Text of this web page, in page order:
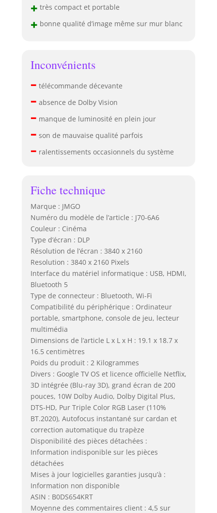
+ très compact et portable
+ bonne qualité d’image même sur mur blanc
Inconvénients
– télécommande décevante
– absence de Dolby Vision
– manque de luminosité en plein jour
– son de mauvaise qualité parfois
– ralentissements occasionnels du système
Fiche technique
Marque : JMGO
Numéro du modèle de l’article : J70-6A6
Couleur : Cinéma
Type d’écran : DLP
Résolution de l’écran : 3840 x 2160
Resolution : 3840 x 2160 Pixels
Interface du matériel informatique : USB, HDMI,
Bluetooth 5
Type de connecteur : Bluetooth, Wi-Fi
Compatibilité du périphérique : Ordinateur
portable, smartphone, console de jeu, lecteur
multimédia
Dimensions de l’article L x L x H : 19.1 x 18.7 x
16.5 centimètres
Poids du produit : 2 Kilogrammes
Divers : Google TV OS et licence officielle Netflix,
3D intégrée (Blu-ray 3D), grand écran de 200
pouces, 10W Dolby Audio, Dolby Digital Plus,
DTS-HD, Pur Triple Color RGB Laser (110%
BT.2020), Autofocus instantané sur cardan et
correction automatique du trapèze
Disponibilité des pièces détachées :
Information indisponible sur les pièces
détachées
Mises à jour logicielles garanties jusqu’à :
Information non disponible
ASIN : B0DS654KRT
Moyenne des commentaires client : 4,5 sur